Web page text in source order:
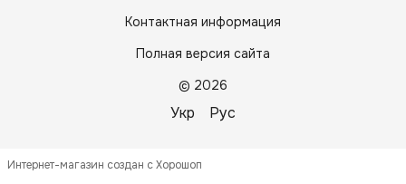
Контактная информация
Полная версия сайта
© 2026
Укр Рус
Интернет-магазин создан с Хорошоп